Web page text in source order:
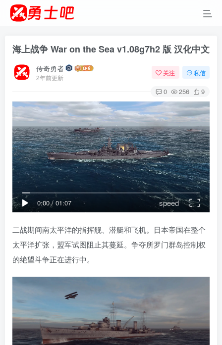
海上战争 War on the Sea v1.08g7h2 版 汉化中文
传奇勇者
2年前更新
关注 私信
0 256 9
0:00/ 01:07 speed
二战期间南太平洋的指挥舰、潜艇和飞机。日本帝国在整个
太平洋扩张，盟军试图阻止其蔓延。争夺所罗门群岛控制权
的绝望斗争正在进行中。